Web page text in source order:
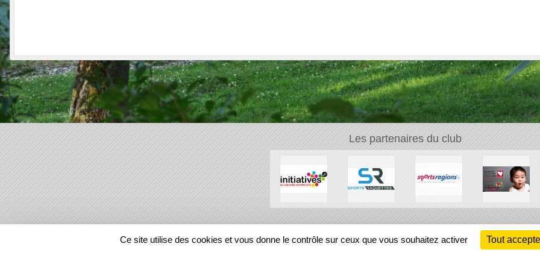
Les partenaires du club
REGIONS
Ce site utilise des cookies et vous donne le contrôle sur ceux que vous souhaitez activer Tout